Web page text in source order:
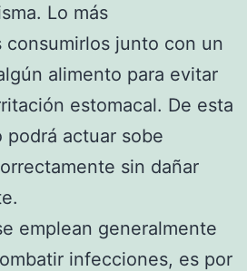
Lo más
consumirlos junto con un
alimento para evitar
estomacal. De esta
actuar sobe
sin dañar
emplean generalmente
infecciones, es por